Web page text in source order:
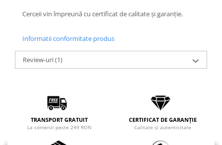
Cerceii vin împreună cu certificat de calitate și garanție.
Informatii conformitate produs
Review-uri(1)
TRANSPORT GRATUIT
La comenzi peste 249 RON
CERTIFICAT DE GARANȚIE
Calitate și autenticitate